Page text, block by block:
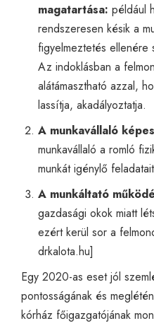
magatartása: például
rendszeresen késik a
figyelmeztetés ellenére
Az indoklásban a
alátámasztható azzal,
lassítja, akadályoztatja.
A munkavállaló
munkavállaló a romló
munkát igénylő
A munkáltató
gazdasági okok miatt
ezért kerül sor a
drkalota.hu]
Egy 2020-as eset jól
pontosságának és
kórház főigazgatójának